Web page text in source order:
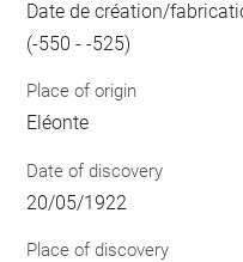
Date de création/
(-550 - -525)
Place of origin
Eléonte
Date of discovery
20/05/1922
Place of discovery